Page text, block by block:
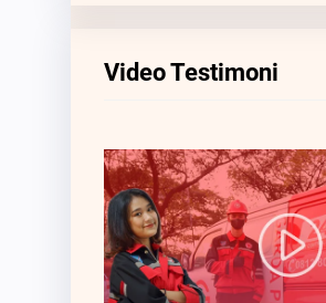
Video Testimoni